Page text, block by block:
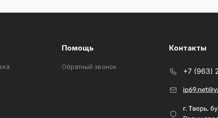
Помощь
Обратный звонок
Контакты